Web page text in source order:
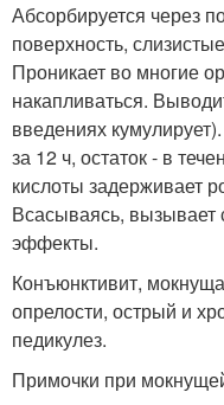
Абсорбируется через
поверхность,
Проникает во многие
накапливаться.
введениях
за 12 ч, остаток - в
кислоты задерживает
Всасываясь, вызывает
эффекты.
Конъюнктивит,
опрелости, острый и
педикулез.
Примочки при